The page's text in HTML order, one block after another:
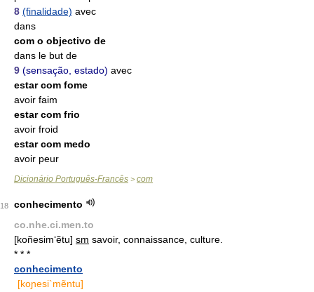
8 (finalidade) avec
dans
com o objectivo de
dans le but de
9 (sensação, estado) avec
estar com fome
avoir faim
estar com frio
avoir froid
estar com medo
avoir peur
Dicionário Português-Francês > com
18
conhecimento
co.nhe.ci.men.to
[koñesim‘ẽtu] sm savoir, connaissance, culture.
* * *
conhecimento
[koɲesi`mẽntu]